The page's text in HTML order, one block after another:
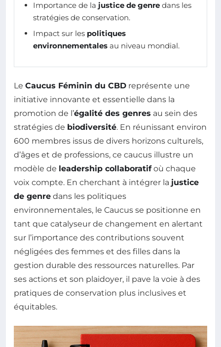
Importance de la justice de genre dans les
stratégies de conservation.
Impact sur les politiques
environnementales au niveau mondial.
Le Caucus Féminin du CBD représente une
initiative innovante et essentielle dans la
promotion de l’égalité des genres au sein des
stratégies de biodiversité. En réunissant environ
600 membres issus de divers horizons culturels,
d’âges et de professions, ce caucus illustre un
modèle de leadership collaboratifoù chaque
voix compte. En cherchant à intégrer la justice
de genre dans les politiques
environnementales, le Caucus se positionne en
tant que catalyseur de changement en alertant
sur l’importance des contributions souvent
négligées des femmes et des filles dans la
gestion durable des ressources naturelles. Par
ses actions et son plaidoyer, il pave la voie à des
pratiques de conservation plus inclusives et
équitables.